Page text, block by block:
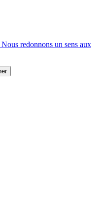
redonnons un sens aux